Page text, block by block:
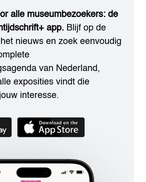
alle museumbezoekers: de
app. Blijf op de
nieuws en zoek eenvoudig
van Nederland,
exposities vindt die
interesse.